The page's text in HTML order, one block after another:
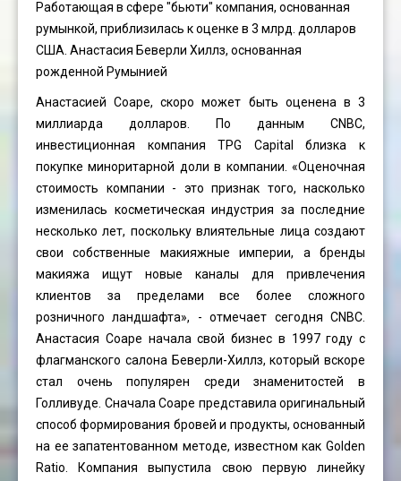
Работающая в сфере "бьюти" компания, основанная
румынкой, приблизилась к оценке в 3 млрд. долларов
США. Анастасия Беверли Хиллз, основанная
рожденной Румынией
Анастасией Соаре, скоро может быть оценена в 3
миллиарда долларов. По данным CNBC,
инвестиционная компания TPG Capital близка к
покупке миноритарной доли в компании. «Оценочная
стоимость компании - это признак того, насколько
изменилась косметическая индустрия за последние
несколько лет, поскольку влиятельные лица создают
свои собственные макияжные империи, а бренды
макияжа ищут новые каналы для привлечения
клиентов за пределами все более сложного
розничного ландшафта», - отмечает сегодня CNBC.
Анастасия Соаре начала свой бизнес в 1997 году с
флагманского салона Беверли-Хиллз, который вскоре
стал очень популярен среди знаменитостей в
Голливуде. Сначала Соаре представила оригинальный
способ формирования бровей и продукты, основанный
на ее запатентованном методе, известном как Golden
Ratio. Компания выпустила свою первую линейку